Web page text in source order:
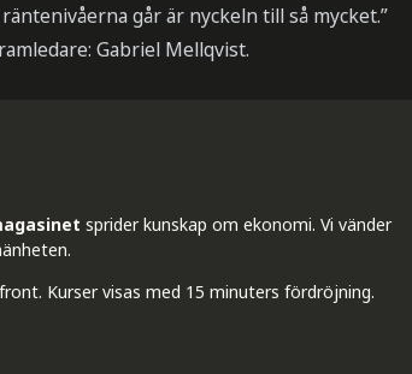
går är nyckeln till så mycket.”
Gabriel Mellqvist.
sprider kunskap om ekonomi. Vi vänder
Kurser visas med 15 minuters fördröjning.